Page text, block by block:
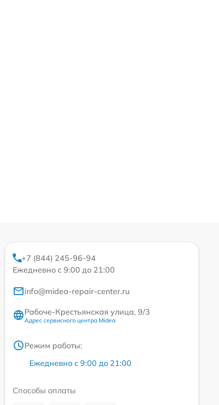
+7 (844) 245-96-94
Ежедневно с 9:00 до 21:00
info@midea-repair-center.ru
Рабоче-Крестьянская улица, 9/3
Адрес сервисного центра Midea
Режим работы:
Ежедневно с 9:00 до 21:00
Способы оплаты